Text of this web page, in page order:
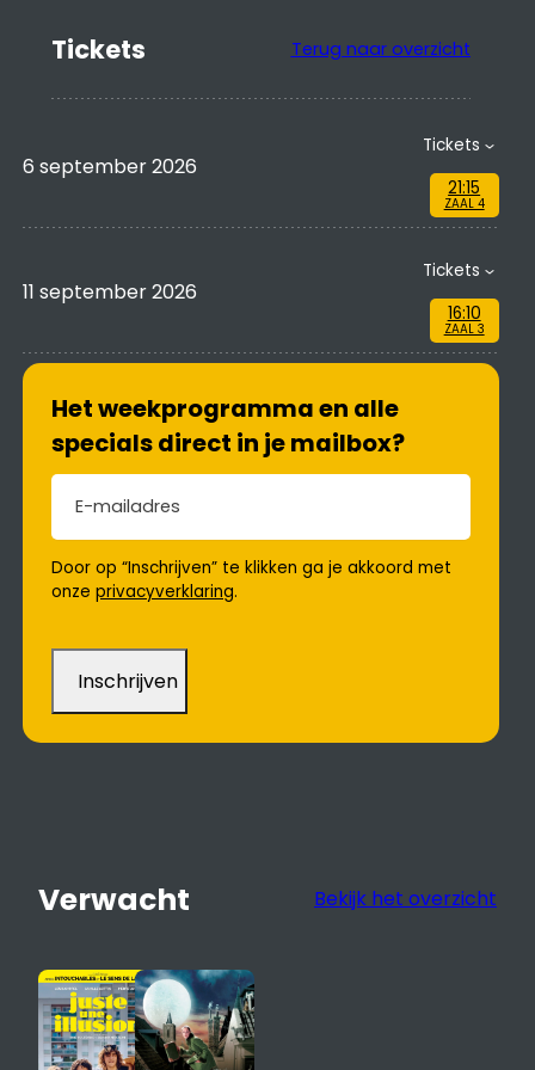
Tickets Terug naar overzicht
6 september 2026
Tickets
21:15
ZAAL 4
11 september 2026
Tickets
16:10
ZAAL 3
Het weekprogramma en alle
specials direct in je mailbox?
E-mailadres
Door op “Inschrijven” te klikken ga je akkoord met
onzeprivacyverklaring.
Verwacht Bekijk het overzicht